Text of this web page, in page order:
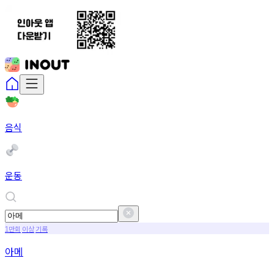
음식
운동
1 만회 이상기록
아메